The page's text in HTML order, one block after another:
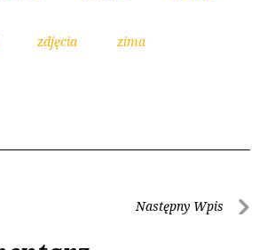
zdjęcia zima
Następny Wpis